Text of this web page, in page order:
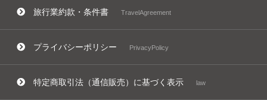
旅行業約款・条件書 TravelAgreement
プライバシーポリシー PrivacyPolicy
特定商取引法（通信販売）に基づく表示 law